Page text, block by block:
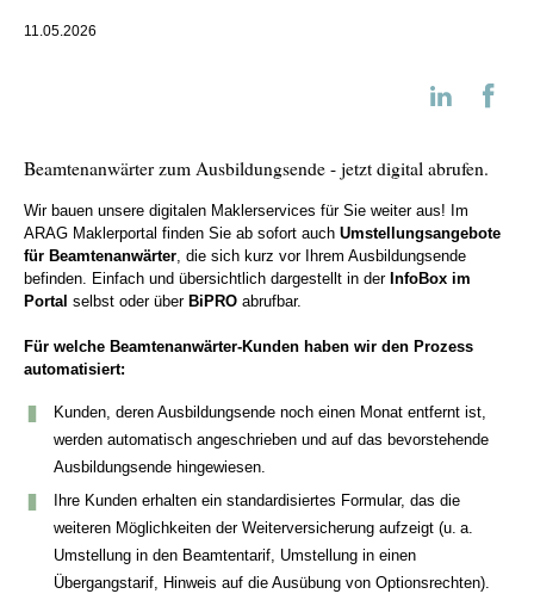
11.05.2026
Beamtenanwärter zum Ausbildungsende - jetzt digital abrufen.
Wir bauen unsere digitalen Maklerservices für Sie weiter aus! Im
ARAG Maklerportal finden Sie ab sofort auch Umstellungsangebote
für Beamtenanwärter , die sich kurz vor Ihrem Ausbildungsende
befinden. Einfach und übersichtlich dargestellt in der InfoBox im
Portal selbst oder über BiPRO abrufbar.
Für welche Beamtenanwärter-Kunden haben wir den Prozess
automatisiert:
Kunden, deren Ausbildungsende noch einen Monat entfernt ist,
werden automatisch angeschrieben und auf das bevorstehende
Ausbildungsende hingewiesen.
Ihre Kunden erhalten ein standardisiertes Formular, das die
weiteren Möglichkeiten der Weiterversicherung aufzeigt (u. a.
Umstellung in den Beamtentarif, Umstellung in einen
Übergangstarif, Hinweis auf die Ausübung von Optionsrechten).